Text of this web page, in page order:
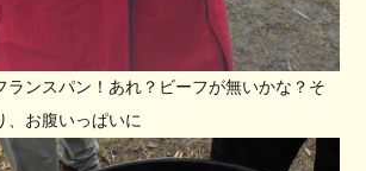
ランスパン！あれ？ビーフが無いかな？そ
、お腹いっぱいに